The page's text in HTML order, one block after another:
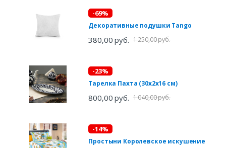
-69%
Декоративные подушки Tango
380,00 руб. 1 250,00 руб.
-23%
Тарелка Пахта (30х2х16 см)
800,00 руб. 1 040,00 руб.
-14%
Простыни Королевское искушение